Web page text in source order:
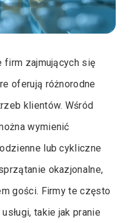
zajmujących się
oferują różnorodne
klientów. Wśród
wymienić
lub cykliczne
okazjonalne,
gości. Firmy te często
takie jak pranie